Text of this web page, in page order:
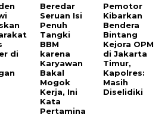
di
Beredar
Seruan Isi
Penuh
Tangki
BBM
karena
Karyawan
Bakal
Mogok
Kerja, Ini
Kata
Pertamina
Pemotor
Kibarkan
Bendera
Bintang
Kejora OPM
di Jakarta
Timur,
Kapolres:
Masih
Diselidiki